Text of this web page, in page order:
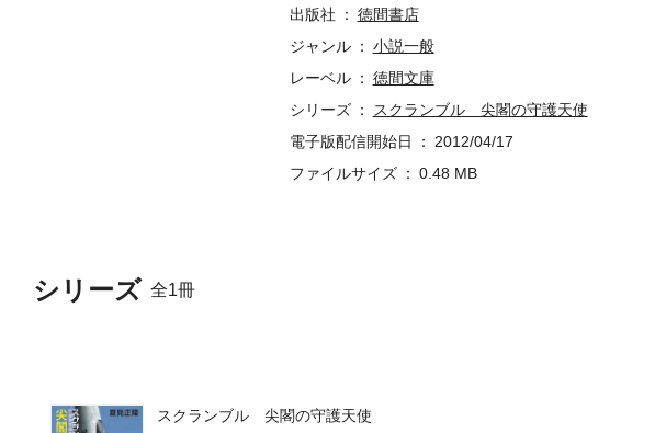
シリーズ 全1冊
スクランブル 尖閣の守護天使
出版社
徳間書店
ジャンル
小説一般
レーベル
徳間文庫
シリーズ
スクランブル 尖閣の守護天使
電子版配信開始日
2012/04/17
ファイルサイズ
0.48 MB